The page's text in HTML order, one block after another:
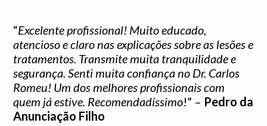
“Excelente profissional! Muito educado,
atencioso e claro nas explicações sobre as lesões e
tratamentos. Transmite muita tranquilidade e
segurança. Senti muita confiança no Dr. Carlos
Romeu! Um dos melhores profissionais com
quem já estive. Recomendadíssimo!” – Pedro da
Anunciação Filho